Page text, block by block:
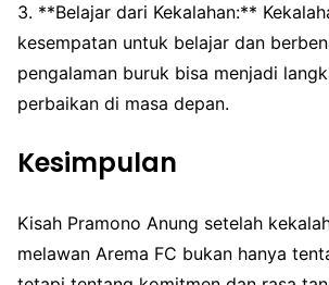
3. **Belajar dari Kekalahan:**
kesempatan untuk belajar dan
pengalaman buruk bisa menjadi
perbaikan di masa depan.
Kesimpulan
Kisah Pramono Anung setelah
melawan Arema FC bukan hanya